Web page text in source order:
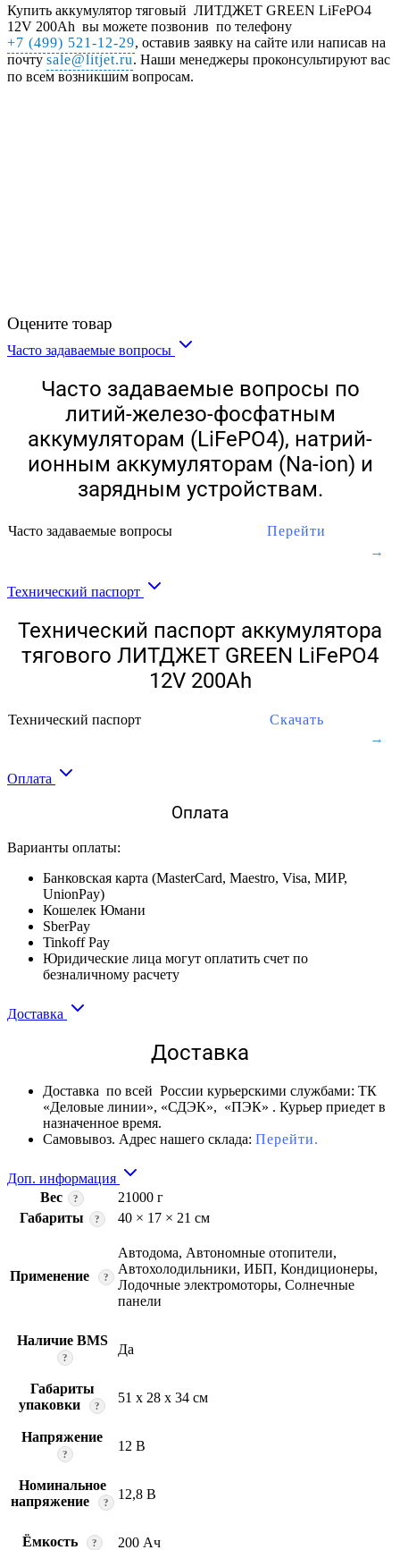
Купить аккумулятор тяговый ЛИТДЖЕТ GREEN LiFePO4
12V 200Ah вы можете позвонив по телефону
+7 (499) 521-12-29, оставив заявку на сайте или написав на
почту sale@litjet.ru. Наши менеджеры проконсультируют вас
по всем возникшим вопросам.
Оцените товар
Часто задаваемые вопросы
Часто задаваемые вопросы по
литий-железо-фосфатным
аккумуляторам (LiFePO4), натрий-
ионным аккумуляторам (Na-ion) и
зарядным устройствам.
Часто задаваемые вопросы Перейти
Технический паспорт
Технический паспорт аккумулятора
тягового ЛИТДЖЕТ GREEN LiFePO4
12V 200Ah
Технический паспорт Скачать
Оплата
Оплата
Варианты оплаты:
Банковская карта (MasterCard, Maestro, Visa, МИР,
UnionPay)
Кошелек Юмани
SberPay
Tinkoff Pay
Юридические лица могут оплатить счет по
безналичному расчету
Доставка
Доставка
Доставка по всей России курьерскими службами: ТК
«Деловые линии», «СДЭК», «ПЭК» . Курьер приедет в
назначенное время.
Самовывоз. Адрес нашего склада: Перейти.
Доп. информация
Вес
?
21000 г
Габариты
? 40 × 17 × 21 см
Применение ?
Автодома, Автономные отопители,
Автохолодильники, ИБП, Кондиционеры,
Лодочные электромоторы, Солнечные
панели
Наличие BMS
?
Да
Габариты
упаковки
?
51 x 28 x 34 см
Напряжение
?
12 В
Номинальное
напряжение
?
12,8 В
Ёмкость ? 200 Ач